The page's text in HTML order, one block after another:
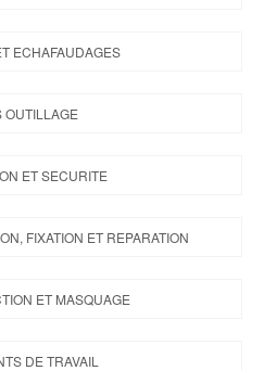
ECHAFAUDAGES
OUTILLAGE
ET SECURITE
FIXATION ET REPARATION
ET MASQUAGE
DE TRAVAIL